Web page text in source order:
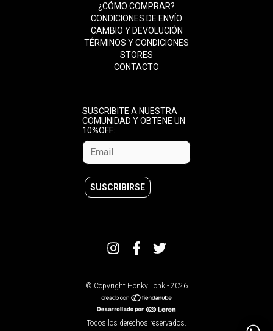
¿CÓMO COMPRAR?
CONDICIONES DE ENVÍO
CAMBIO Y DEVOLUCIÓN
TÉRMINOS Y CONDICIONES
STORES
CONTACTO
SUSCRIBITE A NUESTRA
COMUNIDAD Y OBTENE UN
10%OFF:
© Copyright Honky Tonk - 2026
Todos los derechos reservados.